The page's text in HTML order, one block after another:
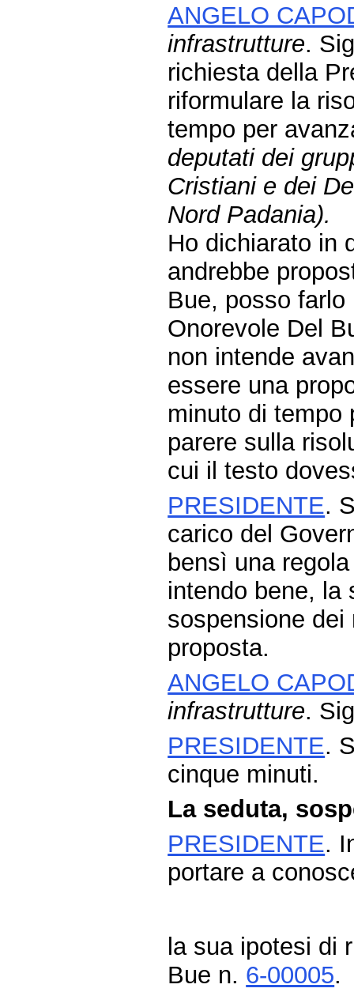
ANGELO
infrastrutture.
richiesta della
riformulare la
tempo per
deputati dei
Cristiani e dei
Nord Padania).
Ho dichiarato in
andrebbe
Bue, posso farlo
Onorevole Del
non intende
essere una
minuto di tempo
parere sulla
cui il testo
PRESIDENTE.
carico del
bensì una
intendo bene, la
sospensione
proposta.
ANGELO
infrastrutture.
PRESIDENTE.
cinque minuti.
La seduta,
PRESIDENTE.
portare a
la sua ipotesi di
Bue n. 6-00005.